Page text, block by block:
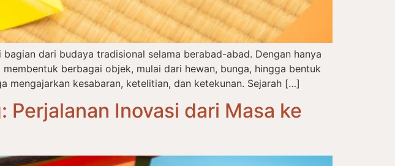
dari budaya tradisional selama berabad-abad. Dengan hanya
berbagai objek, mulai dari hewan, bunga, hingga bentuk
kesabaran, ketelitian, dan ketekunan. Sejarah […]
Perjalanan Inovasi dari Masa ke